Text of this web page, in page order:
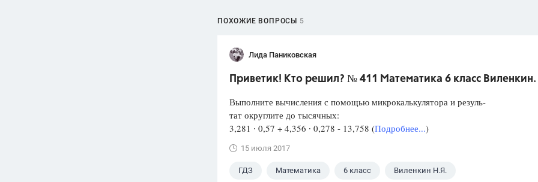
ПОХОЖИЕ ВОПРОСЫ 5
Лида Паниковская
Приветик! Кто решил? № 411 Математика 6 класс Виленкин.
Выполните вычисления с помощью микрокалькулятора и резуль-
тат округлите до тысячных:
3,281 ∙ 0,57 + 4,356 ∙ 0,278 - 13,758 (Подробнее...)
15 июля 2017
ГДЗ Математика 6 класс Виленкин Н.Я.